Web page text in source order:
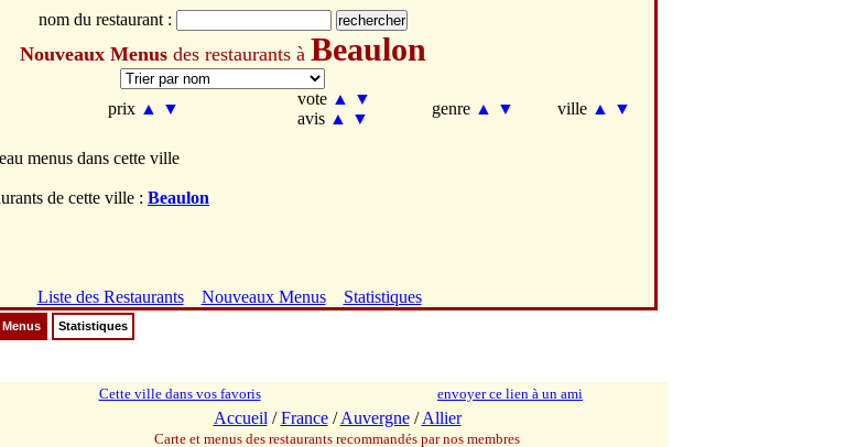
nom du restaurant :
Nouveaux Menusdes restaurants à Beaulon
prix ▲ ▼
vote ▲
▼
avis ▲ ▼
genre ▲ ▼ ville ▲ ▼
menus dans cette ville
de cette ville : Beaulon
Liste des Restaurants Nouveaux Menus Statistiques
Statistiques
Cette ville dans vos favoris envoyer ce lien à un ami
Accueil /France/Auvergne/Allier
Carte et menus des restaurants recommandés par nos membres